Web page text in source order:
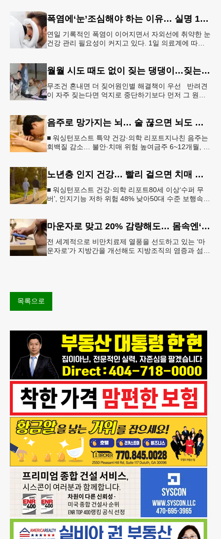
폭염에‘눈’조심해야 하는 이유… 실명 1위 질환 위험↑
연일 기록적인 폭염이 이어지면서 자외선에 취약한 눈
건강 관리 필요성이 커지고 있다. 1일 의료계에 따르
월월 시도 때도 없이 짖는 댕댕이…짖는 이유부터 파악해야
무조건 혼내면 더 짖어원인별 해결책이 우선 반려견
이 자주 짖는다면 억지로 중단하기보다 먼저 그 원인
음주로 망가지는 뇌… 술 끊으면 뇌도 회복된다
■ 워싱턴포스트 특약 건강·의학 리포트지나친 음주는
회백질 감소… 불안·치매 위험 높여금주 6~12개월, 기
노년층 인지 건강… 빨리 걸으면 치매 위험 낮아진다
■ 워싱턴포스트 건강·의학 리포트80세 이상‘수퍼 무
버’, 인지기능 저하 위험 48% 낮아50대 수준 보행속도
마운자로 맞고 20% 감량해도… 몸속엔‘비만 흔적’남았다
전 세계적으로 비만치료제 열풍을 선도하고 있는 ‘마
운자로’가 지방간을 개선해도 지방조직의 염증과 섬유
목록으로